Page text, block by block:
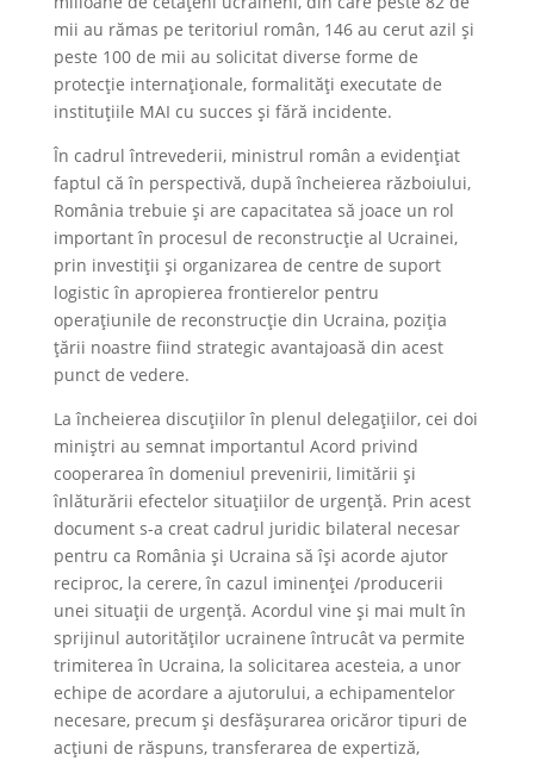
mii au rămas pe teritoriul român, 146 au cerut azil și
peste 100 de mii au solicitat diverse forme de
protecție internaționale, formalități executate de
instituțiile MAI cu succes și fără incidente.
În cadrul întrevederii, ministrul român a evidențiat
faptul că în perspectivă, după încheierea războiului,
România trebuie și are capacitatea să joace un rol
important în procesul de reconstrucție al Ucrainei,
prin investiții și organizarea de centre de suport
logistic în apropierea frontierelor pentru
operațiunile de reconstrucție din Ucraina, poziția
țării noastre fiind strategic avantajoasă din acest
punct de vedere.
La încheierea discuțiilor în plenul delegațiilor, cei doi
miniștri au semnat importantul Acord privind
cooperarea în domeniul prevenirii, limitării și
înlăturării efectelor situațiilor de urgență. Prin acest
document s-a creat cadrul juridic bilateral necesar
pentru ca România și Ucraina să își acorde ajutor
reciproc, la cerere, în cazul iminenţei /producerii
unei situații de urgență. Acordul vine și mai mult în
sprijinul autorităților ucrainene întrucât va permite
trimiterea în Ucraina, la solicitarea acesteia, a unor
echipe de acordare a ajutorului, a echipamentelor
necesare, precum și desfășurarea oricăror tipuri de
acțiuni de răspuns, transferarea de expertiză,